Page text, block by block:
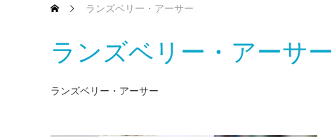
ランズベリー・アーサー
ランズベリー・アーサー
ランズベリー・アーサー